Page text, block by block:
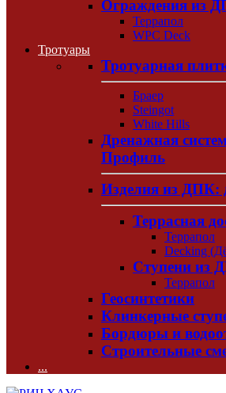
Ограждения из
Террапол
WPC Deck
Тротуары
Тротуарная
Браер
Steingot
White Hills
Дренажная
Профиль
Изделия из ДПК:
Террасная
Террапол
Decking
Ступени из
Террапол
Геосинтетики
Клинкерные
Бордюры и
Строительные
...